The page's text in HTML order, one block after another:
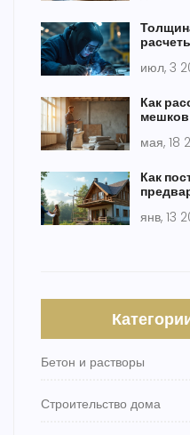
июл, 3
Как
мая, 18
Как
янв, 13
Бетон и растворы
Строительство дома